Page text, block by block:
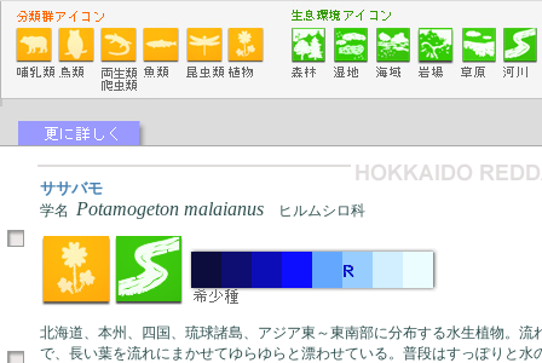
ササバモ
学名 Potamogeton malaianus ヒルムシロ科
北海道、本州、四国、琉球諸島、アジア東～東南部に分布する水生植物。流
で、長い葉を流れにまかせてゆらゆらと漂わせている。普段はすっぽりと水